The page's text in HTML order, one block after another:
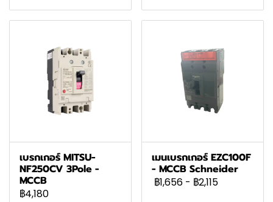
เบรกเกอร์ MITSU-
NF250CV 3Pole -
MCCB
฿4,180
เมนเบรกเกอร์ EZC100F
- MCCB Schneider
฿1,656 - ฿2,115